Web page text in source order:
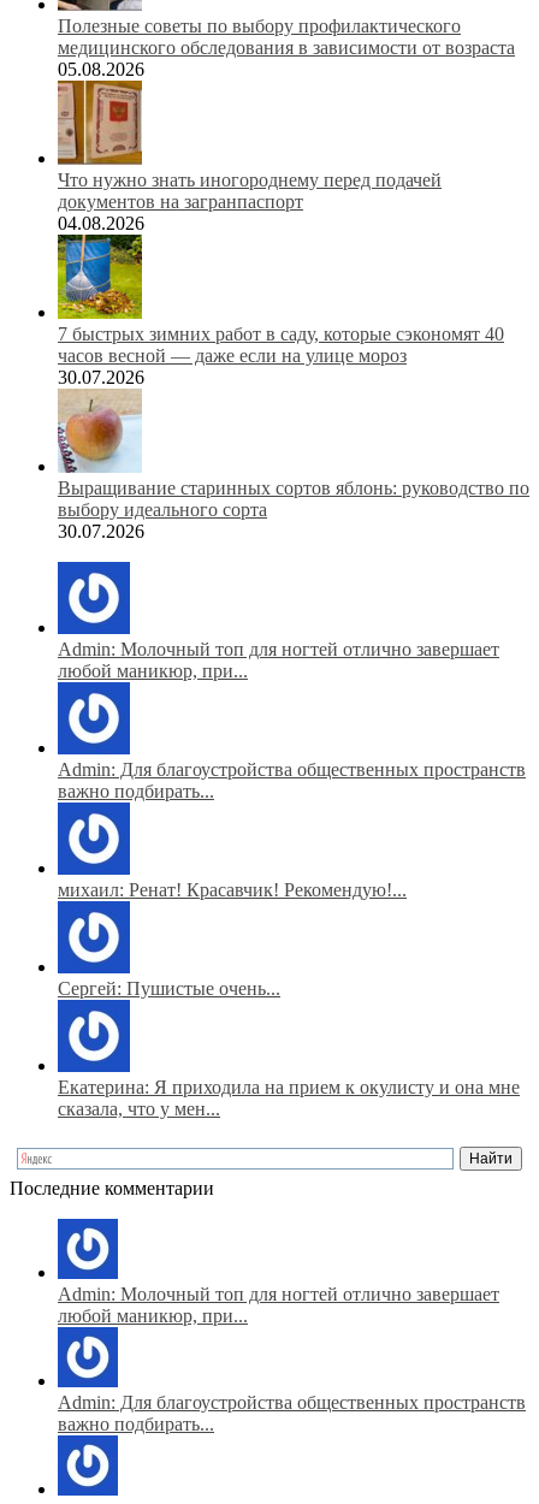
Полезные советы по выбору профилактического
медицинского обследования в зависимости от возраста
05.08.2026
Что нужно знать иногороднему перед подачей
документов на загранпаспорт
04.08.2026
7 быстрых зимних работ в саду, которые сэкономят 40
часов весной — даже если на улице мороз
30.07.2026
Выращивание старинных сортов яблонь: руководство по
выбору идеального сорта
30.07.2026
Admin: Молочный топ для ногтей отлично завершает
любой маникюр, при...
Admin: Для благоустройства общественных пространств
важно подбирать...
михаил: Ренат! Красавчик! Рекомендую!...
Сергей: Пушистые очень...
Екатерина: Я приходила на прием к окулисту и она мне
сказала, что у мен...
Последние комментарии
Admin: Молочный топ для ногтей отлично завершает
любой маникюр, при...
Admin: Для благоустройства общественных пространств
важно подбирать...